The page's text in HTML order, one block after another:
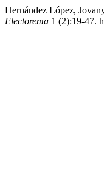
Hernández López,
Electorema 1 (2):19-47.